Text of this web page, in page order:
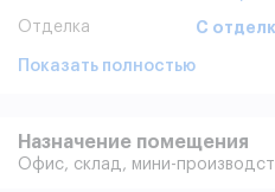
Отделка С
Показать полностью
Назначение помещения
Офис, склад, мини-